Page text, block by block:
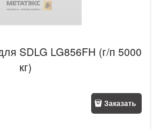
SDLG LG856FH (г/п 5000
кг)
Заказать